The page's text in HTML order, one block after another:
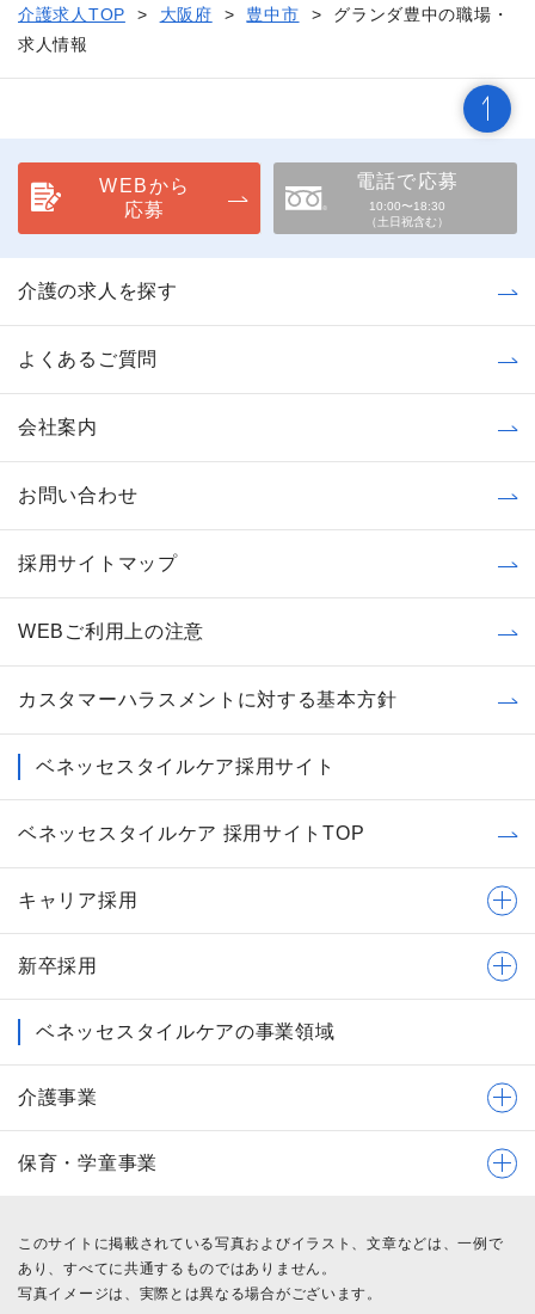
介護求人TOP 大阪府 豊中市
グランダ豊中の職場・
求人情報
WEBから
応募
電話で応募
10:00〜18:30
（土日祝含む）
介護の求人を探す
よくあるご質問
会社案内
お問い合わせ
採用サイトマップ
WEBご利用上の注意
カスタマーハラスメントに対する基本方針
ベネッセスタイルケア採用サイト
ベネッセスタイルケア 採用サイトTOP
キャリア採用
新卒採用
ベネッセスタイルケアの事業領域
介護事業
保育・学童事業
このサイトに掲載されている写真およびイラスト、文章などは、一例で
あり、すべてに共通するものではありません。
写真イメージは、実際とは異なる場合がございます。